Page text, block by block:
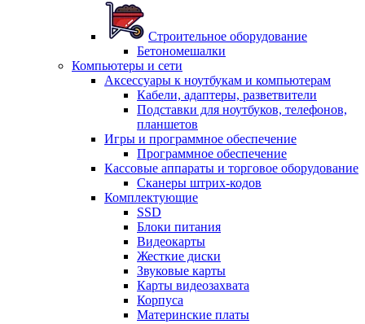
Строительное оборудование
Бетономешалки
Компьютеры и сети
Аксессуары к ноутбукам и компьютерам
Кабели, адаптеры, разветвители
Подставки для ноутбуков, телефонов,
планшетов
Игры и программное обеспечение
Программное обеспечение
Кассовые аппараты и торговое оборудование
Сканеры штрих-кодов
Комплектующие
SSD
Блоки питания
Видеокарты
Жесткие диски
Звуковые карты
Карты видеозахвата
Корпуса
Материнские платы